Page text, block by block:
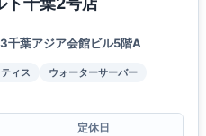
千葉アジア会館ビル5階A
ィス
ウォーターサーバー
定休日